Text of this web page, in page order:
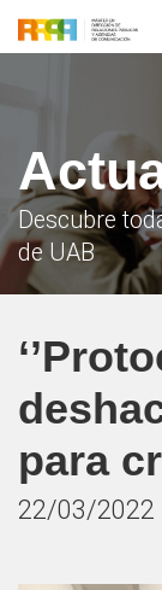
Descubre
de UAB
para
22/03/2022